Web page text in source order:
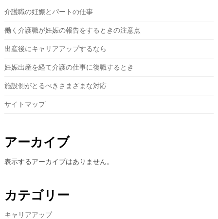
介護職の妊娠とパートの仕事
働く介護職が妊娠の報告をするときの注意点
出産後にキャリアアップするなら
妊娠出産を経て介護の仕事に復職するとき
施設側がとるべきさまざまな対応
サイトマップ
アーカイブ
表示するアーカイブはありません。
カテゴリー
キャリアアップ